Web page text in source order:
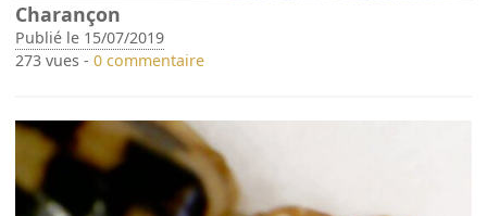
Charançon
Publié le 15/07/2019
273 vues -0 commentaire